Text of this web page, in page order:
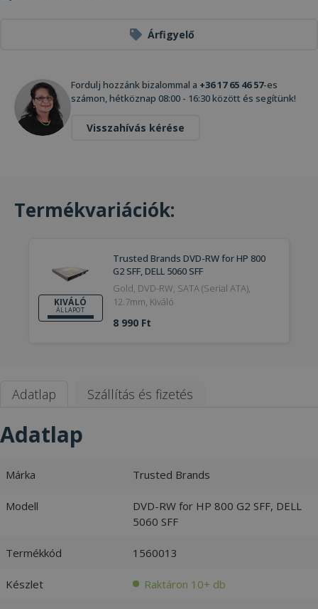
Árfigyelő
Fordulj hozzánk bizalommal a +36 17 65 46 57-es
számon, hétköznap 08:00 - 16:30 között és segítünk!
Visszahívás kérése
Termékvariációk:
KIVÁLÓ
ÁLLAPOT
Trusted Brands DVD-RW for HP 800
G2 SFF, DELL 5060 SFF
Gold, DVD-RW, SATA (Serial ATA),
12.7mm, Kiváló
8 990 Ft
Adatlap Szállítás és fizetés
Adatlap
Márka Trusted Brands
Modell
DVD-RW for HP 800 G2 SFF, DELL
5060 SFF
Termékkód 1560013
Készlet Raktáron 10+ db